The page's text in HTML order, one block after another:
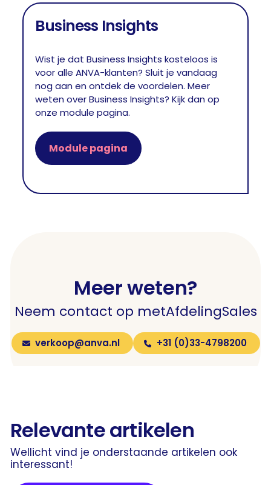
Business Insights
Wist je dat Business Insights kosteloos is
voor alle ANVA-klanten? Sluit je vandaag
nog aan en ontdek de voordelen. Meer
weten over Business Insights? Kijk dan op
onze module pagina.
Module pagina
Meer weten?
Neem contact op metAfdelingSales
verkoop@anva.nl +31 (0)33-4798200
Relevante artikelen
Wellicht vind je onderstaande artikelen ook
interessant!